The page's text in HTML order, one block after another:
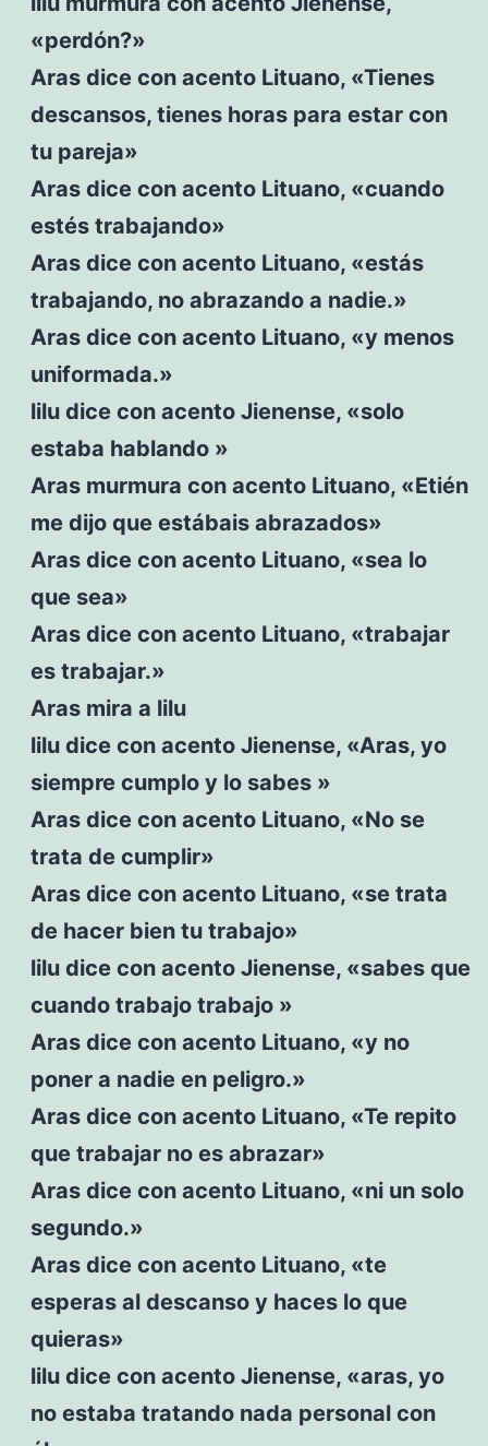
«perdón?»
Aras dice con acento Lituano, «Tienes
descansos, tienes horas para estar con
tu pareja»
Aras dice con acento Lituano, «cuando
estés trabajando»
Aras dice con acento Lituano, «estás
trabajando, no abrazando a nadie.»
Aras dice con acento Lituano, «y menos
uniformada.»
lilu dice con acento Jienense, «solo
estaba hablando »
Aras murmura con acento Lituano, «Etién
me dijo que estábais abrazados»
Aras dice con acento Lituano, «sea lo
que sea»
Aras dice con acento Lituano, «trabajar
es trabajar.»
Aras mira a lilu
lilu dice con acento Jienense, «Aras, yo
siempre cumplo y lo sabes »
Aras dice con acento Lituano, «No se
trata de cumplir»
Aras dice con acento Lituano, «se trata
de hacer bien tu trabajo»
lilu dice con acento Jienense, «sabes que
cuando trabajo trabajo »
Aras dice con acento Lituano, «y no
poner a nadie en peligro.»
Aras dice con acento Lituano, «Te repito
que trabajar no es abrazar»
Aras dice con acento Lituano, «ni un solo
segundo.»
Aras dice con acento Lituano, «te
esperas al descanso y haces lo que
quieras»
lilu dice con acento Jienense, «aras, yo
no estaba tratando nada personal con